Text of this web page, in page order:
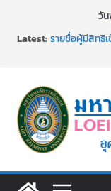
วั
Latest:รายชื่อผู้มีสิทธิ
สนับสนุน สังกั
๑,๙๗๒ ชุด โดย
ม.ราชภัฏเลย
บำเพ็ญสาธา
รายชื่อผู้ผ่านก
สังกัดมหาวิทย